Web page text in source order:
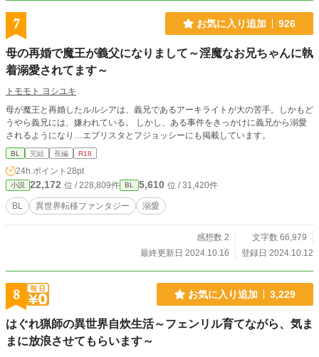
7 お気に入り追加 926
母の再婚で魔王が義父になりまして～淫魔なお兄ちゃんに執
着溺愛されてます～
トモモト ヨシユキ
母が魔王と再婚したルルシアは、義兄であるアーキライトが大の苦手。しかもど
うやら義兄には、嫌われている。 しかし、ある事件をきっかけに義兄から溺愛
されるようになり…エブリスタとフジョッシーにも掲載しています。
BL 完結 長編 R18
24h.ポイント 28pt
小説 22,172 位 / 228,809件 BL 5,610 位 / 31,420件
BL 異世界転移ファンタジー 溺愛
感想数 2
文字数 66,979
最終更新日 2024.10.16
登録日 2024.10.12
8 お気に入り追加 3,229
はぐれ猟師の異世界自炊生活～フェンリル育てながら、気ま
まに放浪させてもらいます～